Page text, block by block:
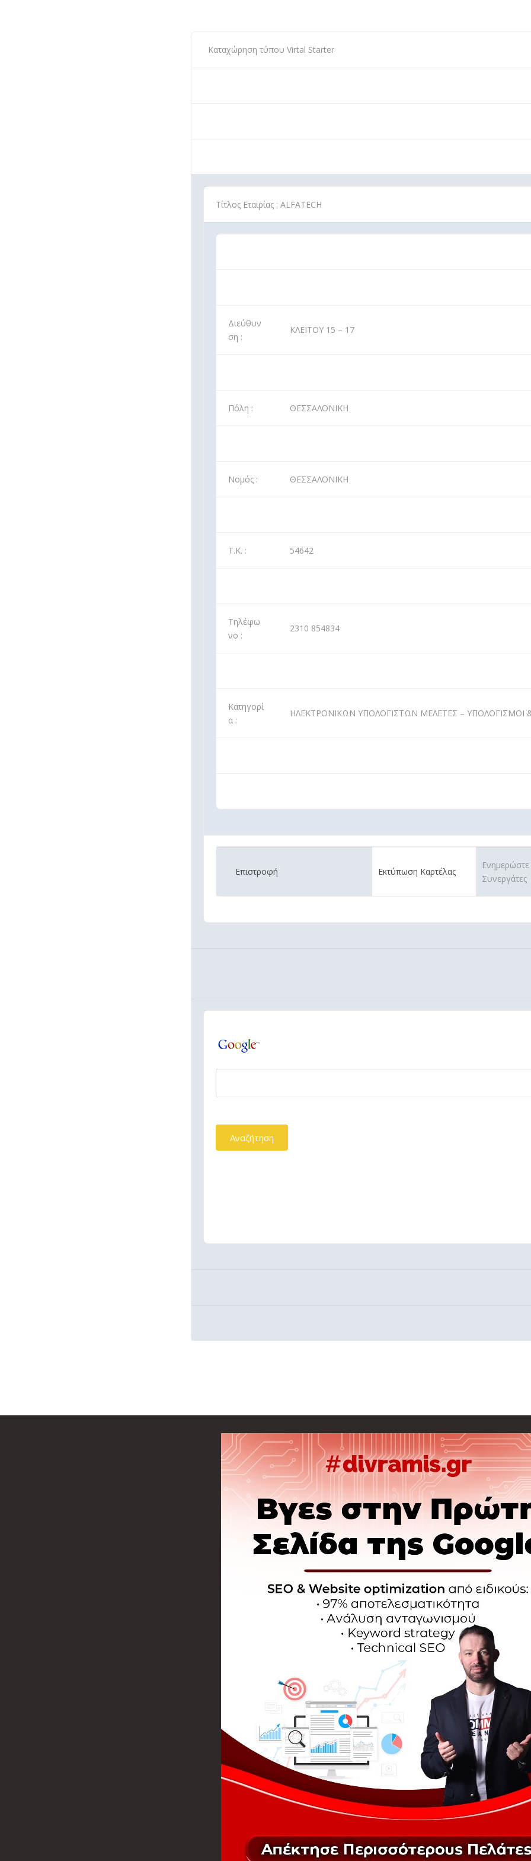
Καταχώρηση τύπου Virtal Starter
Τίτλος Εταιρίας : ALFATECH
Διεύθυν
ση :
ΚΛΕΙΤΟΥ 15 – 17
Πόλη : ΘΕΣΣΑΛΟΝΙΚΗ
Νομός : ΘΕΣΣΑΛΟΝΙΚΗ
Τ.Κ. : 54642
Τηλέφω
νο :
2310 854834
Κατηγορί
α :
ΗΛΕΚΤΡΟΝΙΚΩΝ ΥΠΟΛΟΓΙΣΤΩΝ ΜΕΛΕΤΕΣ – ΥΠΟΛΟΓΙΣΜΟΙ
Επιστροφή Εκτύπωση Καρτέλας
Ενημερώστε
Συνεργάτες